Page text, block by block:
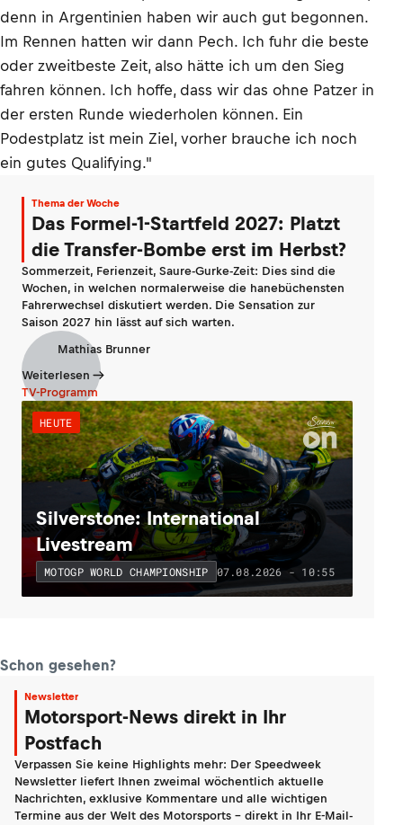
denn in Argentinien haben wir auch gut begonnen.
Im Rennen hatten wir dann Pech. Ich fuhr die beste
oder zweitbeste Zeit, also hätte ich um den Sieg
fahren können. Ich hoffe, dass wir das ohne Patzer in
der ersten Runde wiederholen können. Ein
Podestplatz ist mein Ziel, vorher brauche ich noch
ein gutes Qualifying."
Thema der Woche
Das Formel-1-Startfeld 2027: Platzt
die Transfer-Bombe erst im Herbst?
Sommerzeit, Ferienzeit, Saure-Gurke-Zeit: Dies sind die
Wochen, in welchen normalerweise die hanebüchensten
Fahrerwechsel diskutiert werden. Die Sensation zur
Saison 2027 hin lässt auf sich warten.
Mathias Brunner
Weiterlesen
TV-Programm
HEUTE
Silverstone: International
Livestream
MOTOGP WORLD CHAMPIONSHIP 07.08.2026 - 10:55
Schon gesehen?
Newsletter
Motorsport-News direkt in Ihr
Postfach
Verpassen Sie keine Highlights mehr: Der Speedweek
Newsletter liefert Ihnen zweimal wöchentlich aktuelle
Nachrichten, exklusive Kommentare und alle wichtigen
Termine aus der Welt des Motorsports - direkt in Ihr E-Mail-